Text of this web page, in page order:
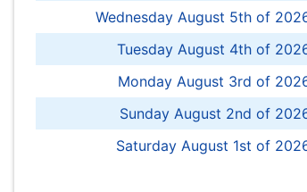
Wednesday August 5th of
Tuesday August 4th of
Monday August 3rd of
Sunday August 2nd of
Saturday August 1st of